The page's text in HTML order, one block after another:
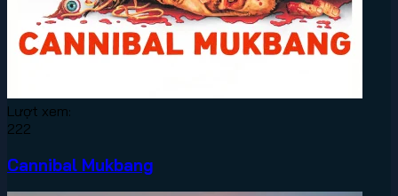
Lượt xem:
222
Cannibal Mukbang